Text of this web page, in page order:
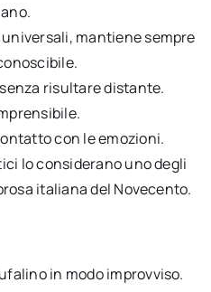
mantiene sempre
risultare distante.
con le emozioni.
lo considerano uno degli
italiana del Novecento.
in modo improvviso.